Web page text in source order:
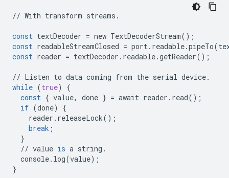
// With transform streams .
const textDecoder = new TextDecoderStream();
const readableStreamClosed = port. readable.pipeTo(
const reader = textDecoder . readable.getReader();
// Listen to data coming from the serial device.
while (true)
{
const { value, done } = await reader . read();
if (done)
{
reader . releaseLock();
break ;
}
// value is a string .
console. log(value);
}